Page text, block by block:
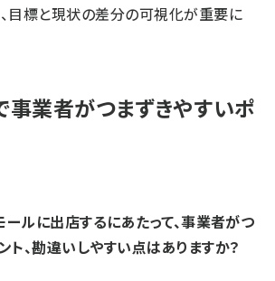
目標と現状の差分の可視化が重要に
事業者がつまずきやすいポ
ールに出店するにあたって、事業者がつ
ト、勘違いしやすい点はありますか？